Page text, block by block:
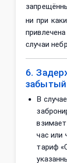
ни при
случаи
6.
В
час или
тариф